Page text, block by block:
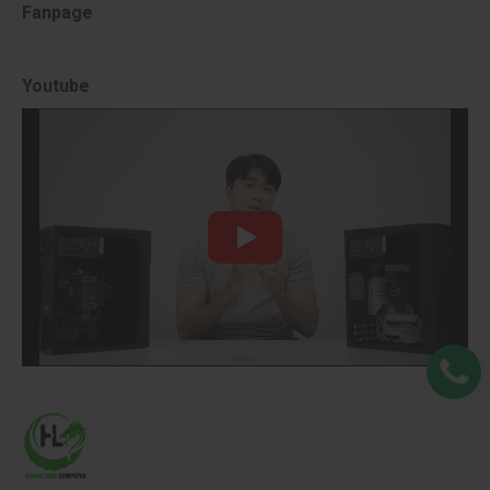
với 1ms (GTG) đã giải quyết triệt để điểm
Phản Hồi Tức Thì:
tượng bóng ma (Ghosting), giữ cho hình ảnh siêu nét 2K
luôn sắc nét ngay cả khi chuyển động nhanh.
Fanpage
Youtube